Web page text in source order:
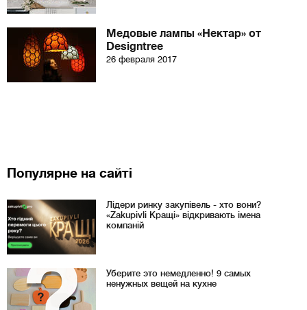
Медовые лампы «Нектар» от
Designtree
26 февраля 2017
Популярне на сайті
Лідери ринку закупівель - хто вони?
«Zakupivli Кращі» відкривають імена
компаній
Уберите это немедленно! 9 самых
ненужных вещей на кухне